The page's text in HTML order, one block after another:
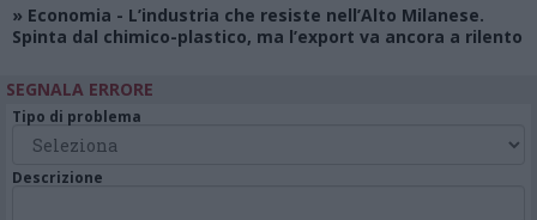
» Economia - L’industria che resiste nell’Alto Milanese.
Spinta dal chimico-plastico, ma l’export va ancora a rilento
SEGNALA ERRORE
Tipo di problema
Descrizione